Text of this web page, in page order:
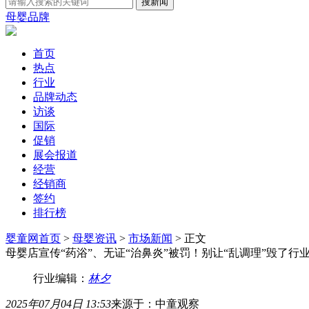
母婴品牌
首页
热点
行业
品牌动态
访谈
国际
促销
展会报道
经营
经销商
签约
排行榜
婴童网首页 > 母婴资讯 > 市场新闻 > 正文
母婴店宣传“药浴”、无证“治鼻炎”被罚！别让“乱调理”毁了行
行业编辑： 林夕
2025年07月04日 13:53来源于：中童观察